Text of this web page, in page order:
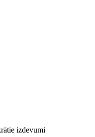
izdevumi